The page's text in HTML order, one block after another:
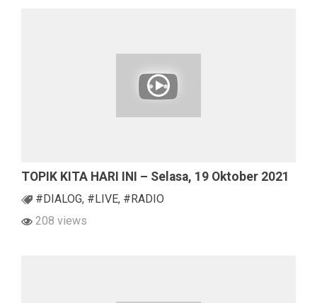
TOPIK KITA HARI INI – Selasa, 19 Oktober 2021
#DIALOG, #LIVE, #RADIO
208 views